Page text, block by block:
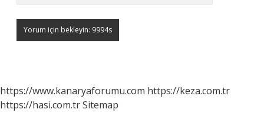
https://www.kanaryaforumu.com https://keza.com.tr
https://hasi.com.trSitemap